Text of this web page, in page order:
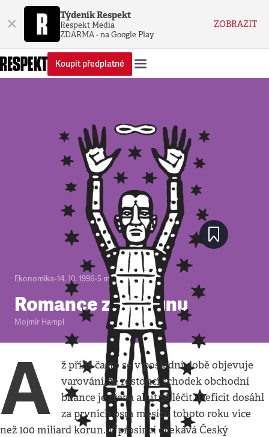
× Týdeník Respekt
Respekt Media
ZDARMA - na Google Play
ZOBRAZIT
Koupit předplatné
Ekonomika•14. 10. 1996•5 minut
Romance za korunu
Mojmír Hampl
A
ž příliš často se v poslední době objevuje
varování, že rostoucí schodek obchodní
bilance je třeba akutně léčit. Deficit dosáhl
za prvních osm měsíců tohoto roku více
než 100 miliard korun. V prosinci očekává Český